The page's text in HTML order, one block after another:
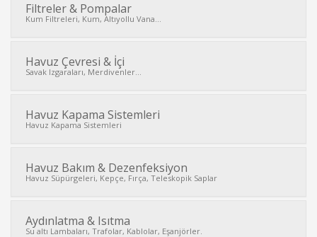
İNCELE
Filtreler & Pompalar
Kum Filtreleri, Kum, Altıyollu Vana...
Havuz Çevresi & İçi
Savak Izgaraları, Merdivenler...
Havuz Kapama Sistemleri
Havuz Kapama Sistemleri
Havuz Bakım & Dezenfeksiyon
Havuz Süpürgeleri, Kepçe, Fırça, Teleskopik Saplar
Aydınlatma & Isıtma
Su altı Lambaları, Trafolar, Kablolar, Eşanjörler.